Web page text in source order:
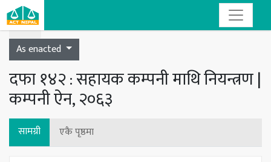
Toggle navigation
As enacted
दफा १४२ : सहायक कम्पनी माथि नियन्त्रण |
कम्पनी ऐन, २०६३
सामग्री एकै पृष्ठमा